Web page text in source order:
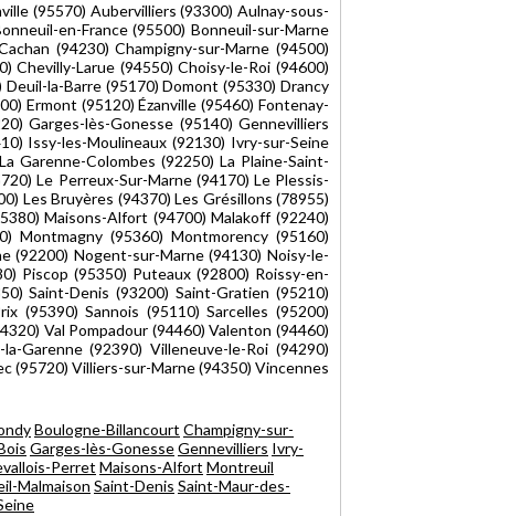
(95570) Aubervilliers (93300) Aulnay-sous-
en-France (95500) Bonneuil-sur-Marne
(94230) Champigny-sur-Marne (94500)
Chevilly-Larue (94550) Choisy-le-Roi (94600)
la-Barre (95170) Domont (95330) Drancy
Ermont (95120) Ézanville (95460) Fontenay-
Garges-lès-Gonesse (95140) Gennevilliers
Issy-les-Moulineaux (92130) Ivry-sur-Seine
Garenne-Colombes (92250) La Plaine-Saint-
Le Perreux-Sur-Marne (94170) Le Plessis-
Les Bruyères (94370) Les Grésillons (78955)
Maisons-Alfort (94700) Malakoff (92240)
Montmagny (95360) Montmorency (95160)
(92200) Nogent-sur-Marne (94130) Noisy-le-
Piscop (95350) Puteaux (92800) Roissy-en-
Saint-Denis (93200) Saint-Gratien (95210)
(95390) Sannois (95110) Sarcelles (95200)
Val Pompadour (94460) Valenton (94460)
Garenne (92390) Villeneuve-le-Roi (94290)
(95720) Villiers-sur-Marne (94350) Vincennes
Boulogne-Billancourt Champigny-sur-
Garges-lès-GonesseGennevilliers Ivry-
Perret Maisons-Alfort Montreuil
Malmaison Saint-Denis Saint-Maur-des-